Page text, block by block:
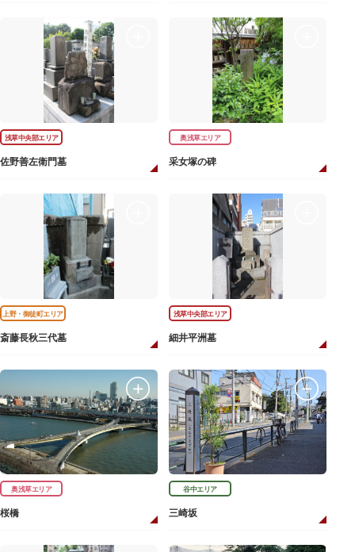
浅草中央部エリア
佐野善左衛門墓
奥浅草エリア
采女塚の碑
上野・御徒町エリア
斎藤長秋三代墓
浅草中央部エリア
細井平洲墓
奥浅草エリア
桜橋
谷中エリア
三崎坂